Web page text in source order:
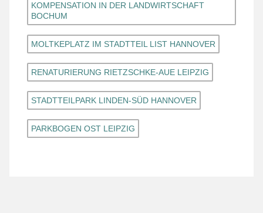
KOMPENSATION IN DER LANDWIRTSCHAFT
BOCHUM
MOLTKEPLATZ IM STADTTEIL LIST HANNOVER
RENATURIERUNG RIETZSCHKE-AUE LEIPZIG
STADTTEILPARK LINDEN-SÜD HANNOVER
PARKBOGEN OST LEIPZIG